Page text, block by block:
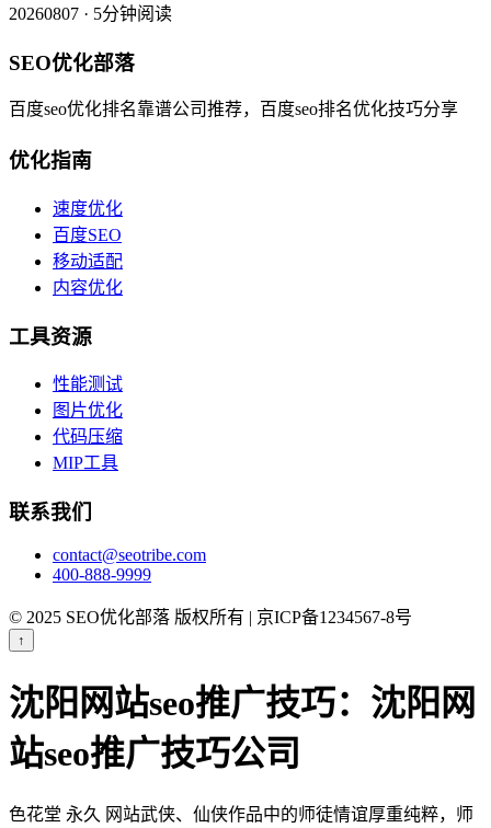
20260807 · 5分钟阅读
SEO优化部落
百度seo优化排名靠谱公司推荐，百度seo排名优化技巧分享
优化指南
速度优化
百度SEO
移动适配
内容优化
工具资源
性能测试
图片优化
代码压缩
MIP工具
联系我们
contact@seotribe.com
400-888-9999
© 2025 SEO优化部落 版权所有 | 京ICP备1234567-8号
↑
沈阳网站seo推广技巧：沈阳网
站seo推广技巧公司
色花堂 永久 网站武侠、仙侠作品中的师徒情谊厚重纯粹，师